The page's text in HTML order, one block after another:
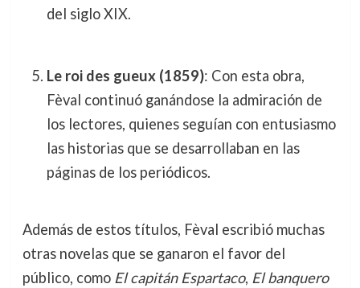
del siglo XIX.
Le roi des gueux (1859): Con esta obra,
Fèval continuó ganándose la admiración de
los lectores, quienes seguían con entusiasmo
las historias que se desarrollaban en las
páginas de los periódicos.
Además de estos títulos, Fèval escribió muchas
otras novelas que se ganaron el favor del
público, como El capitán Espartaco, El banquero